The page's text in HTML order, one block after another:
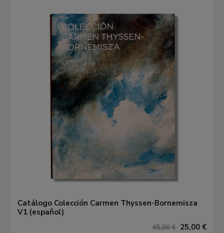
Catálogo Colección Carmen Thyssen-Bornemisza
V1 (español)
65,00 € 25,00 €